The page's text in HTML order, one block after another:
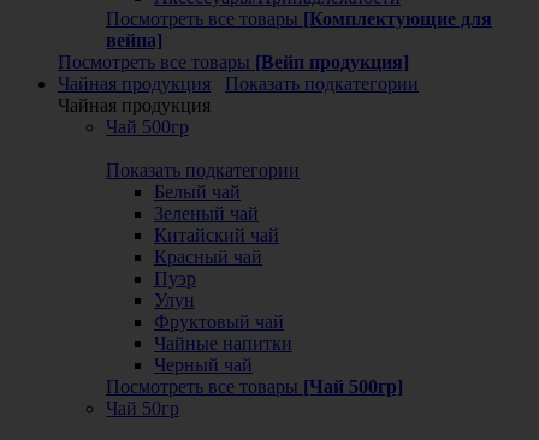
Посмотреть все товары [Комплектующие для
вейпа]
Посмотреть все товары [Вейп продукция]
Чайная продукция
Показать подкатегории
Чайная продукция
Чай 500гр
Показать подкатегории
Белый чай
Зеленый чай
Китайский чай
Красный чай
Пуэр
Улун
Фруктовый чай
Чайные напитки
Черный чай
Посмотреть все товары [Чай 500гр]
Чай 50гр